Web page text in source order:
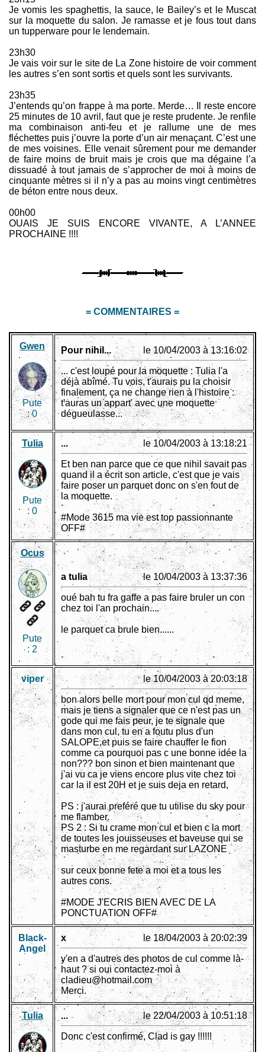
Je vomis les spaghettis, la sauce, le Bailey’s et le Muscat
sur la moquette du salon. Je ramasse et je fous tout dans
un tupperware pour le lendemain.
23h30
Je vais voir sur le site de La Zone histoire de voir comment
les autres s’en sont sortis et quels sont les survivants.
23h35
J’entends qu’on frappe à ma porte. Merde… Il reste encore
25 minutes de 10 avril, faut que je reste prudente. Je renfile
ma combinaison anti-feu et je rallume une de mes
fléchettes puis j’ouvre la porte d’un air menaçant. C’est une
de mes voisines. Elle venait sûrement pour me demander
de faire moins de bruit mais je crois que ma dégaine l’a
dissuadé à tout jamais de s’approcher de moi à moins de
cinquante mètres si il n’y a pas au moins vingt centimètres
de béton entre nous deux.
00h00
OUAIS JE SUIS ENCORE VIVANTE, A L’ANNEE
PROCHAINE !!!!
= COMMENTAIRES =
Gwen
Pute
:0
Pour nihil... le 10/04/2003 à 13:16:02
... c'est loupé pour la moquette : Tulia l'a
déjà abîmé. Tu vois, t'aurais pu la choisir
finalement, ça ne change rien à l'histoire :
t'auras un appart' avec une moquette
dégueulasse...
Tulia
Pute
: 0
... le 10/04/2003 à 13:18:21
Et ben nan parce que ce que nihil savait pas
quand il a écrit son article, c'est que je vais
faire poser un parquet donc on s'en fout de
la moquette.
#Mode 3615 ma vie est top passionnante
OFF#
Ocus
Pute
: 2
a tulia le 10/04/2003 à 13:37:36
oué bah tu fra gaffe a pas faire bruler un con
chez toi l'an prochain....
le parquet ca brule bien......
viper le 10/04/2003 à 20:03:18
bon alors belle mort pour mon cul qd meme,
mais je tiens a signaler que ce n'est pas un
gode qui me fais peur, je te signale que
dans mon cul, tu en a foutu plus d'un
SALOPE,et puis se faire chauffer le fion
comme ca pourquoi pas c une bonne idée la
non??? bon sinon et bien maintenant que
j'ai vu ca je viens encore plus vite chez toi
car la il est 20H et je suis deja en retard,
PS : j'aurai preféré que tu utilise du sky pour
me flamber.
PS 2 : Si tu crame mon cul et bien c la mort
de toutes les jouisseuses et baveuse qui se
masturbe en me regardant sur LAZONE
sur ceux bonne fete a moi et a tous les
autres cons.
#MODE J'ECRIS BIEN AVEC DE LA
PONCTUATION OFF#
Black-
Angel
x le 18/04/2003 à 20:02:39
y'en a d'autres des photos de cul comme là-
haut ? si oui contactez-moi à
cladieu@hotmail.com
Merci.
Tulia ... le 22/04/2003 à 10:51:18
Donc c'est confirmé, Clad is gay !!!!!!